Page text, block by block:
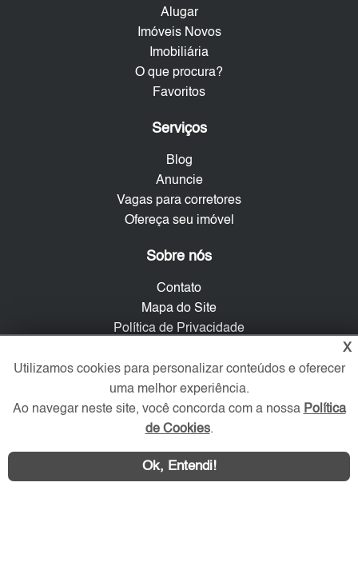
Alugar
Imóveis Novos
Imobiliária
O que procura?
Favoritos
Serviços
Blog
Anuncie
Vagas para corretores
Ofereça seu imóvel
Sobre nós
Contato
Mapa do Site
Política de Privacidade
Verificada por
X
Utilizamos cookies para personalizar conteúdos e oferecer
uma melhor experiência.
Ao navegar neste site, você concorda com a nossa Política
de Cookies.
Ok, Entendi!